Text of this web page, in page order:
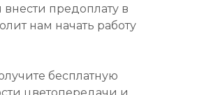
предоплату в
нам начать работу
бесплатную